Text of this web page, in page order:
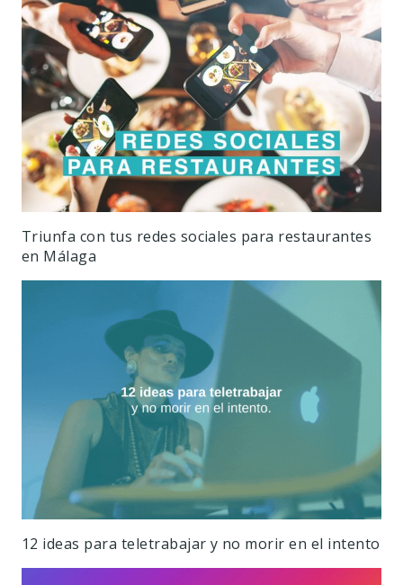
Triunfa con tus redes sociales para restaurantes
en Málaga
12 ideas para teletrabajar y no morir en el intento